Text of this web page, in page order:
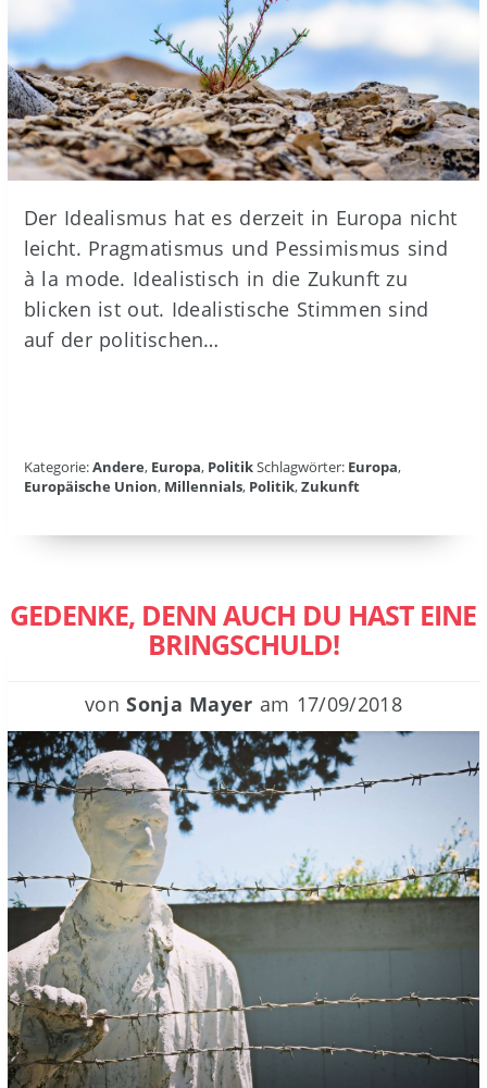
Der Idealismus hat es derzeit in Europa nicht
leicht. Pragmatismus und Pessimismus sind
à la mode. Idealistisch in die Zukunft zu
blicken ist out. Idealistische Stimmen sind
auf der politischen…
Kategorie:Andere, Europa, PolitikSchlagwörter: Europa,
Europäische Union, Millennials, Politik,Zukunft
GEDENKE, DENN AUCH DU HAST EINE
BRINGSCHULD!
vonSonja Mayer am 17/09/2018